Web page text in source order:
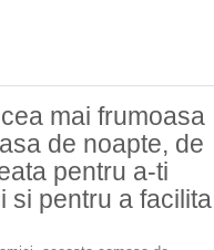
mai frumoasa
de noapte, de
pentru a-ti
si pentru a facilita